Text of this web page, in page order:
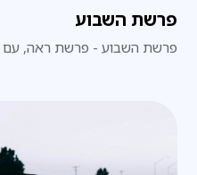
פרשת השבוע
פרשת השבוע - פרשת ראה, עם